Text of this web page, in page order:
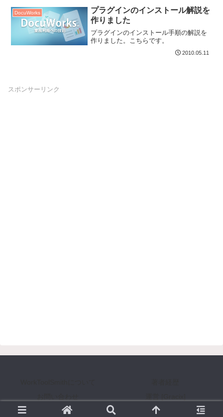
DocuWorks
プラグインのインストール解説を
作りました
プラグインのインストール手順の解説を
作りました。こちらです。
2010.05.11
スポンサーリンク
Copyright © 2008-2026 WorkToolSmith [ワークツールスミス] All Rights Reserved.